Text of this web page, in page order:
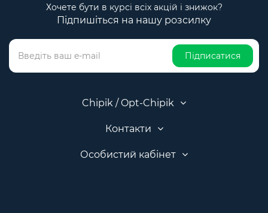
Хочете бути в курсі всіх акцій і знижок?
Підпишіться на нашу розсилку
Підписатися
Chipik / Opt-Chipik
Контакти
Особистий кабінет